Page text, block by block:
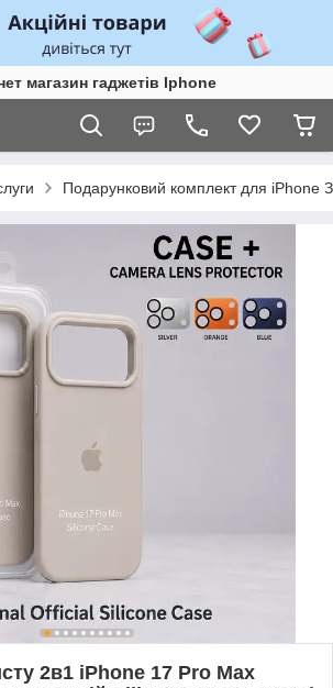
магазин гаджетів Iphone
Подарунковий комплект для iPhone
2в1 iPhone 17 Pro Max